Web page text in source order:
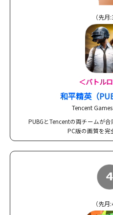
（先月
＜バトル
和平精英（
Tencent Games
PUBGとTencentの両チームが合
PC版の画質を完
（先月